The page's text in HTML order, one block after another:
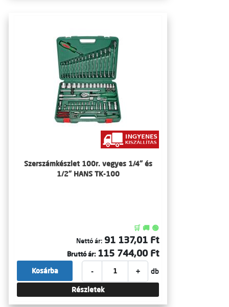
Szerszámkészlet 100r. vegyes 1/4" és
1/2" HANS TK-100
🛒 🚚 🟢
Nettó ár: 91 137,01 Ft
Bruttó ár: 115 744,00 Ft
- + db
Kosárba
Részletek